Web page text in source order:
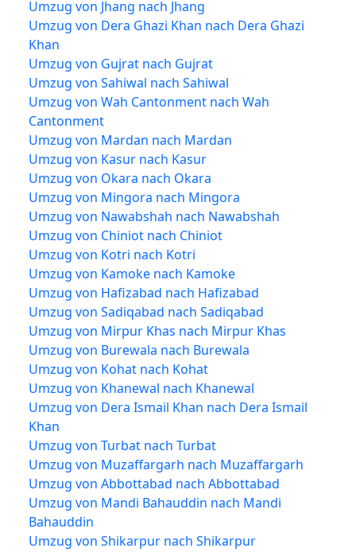
Umzug von Jhang nach Jhang
Umzug von Dera Ghazi Khan nach Dera Ghazi
Khan
Umzug von Gujrat nach Gujrat
Umzug von Sahiwal nach Sahiwal
Umzug von Wah Cantonment nach Wah
Cantonment
Umzug von Mardan nach Mardan
Umzug von Kasur nach Kasur
Umzug von Okara nach Okara
Umzug von Mingora nach Mingora
Umzug von Nawabshah nach Nawabshah
Umzug von Chiniot nach Chiniot
Umzug von Kotri nach Kotri
Umzug von Kamoke nach Kamoke
Umzug von Hafizabad nach Hafizabad
Umzug von Sadiqabad nach Sadiqabad
Umzug von Mirpur Khas nach Mirpur Khas
Umzug von Burewala nach Burewala
Umzug von Kohat nach Kohat
Umzug von Khanewal nach Khanewal
Umzug von Dera Ismail Khan nach Dera Ismail
Khan
Umzug von Turbat nach Turbat
Umzug von Muzaffargarh nach Muzaffargarh
Umzug von Abbottabad nach Abbottabad
Umzug von Mandi Bahauddin nach Mandi
Bahauddin
Umzug von Shikarpur nach Shikarpur